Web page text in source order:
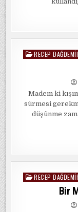
Posted
RECEP
Madem ki
sürmesi
düşünme
Posted
RECEP
Bir